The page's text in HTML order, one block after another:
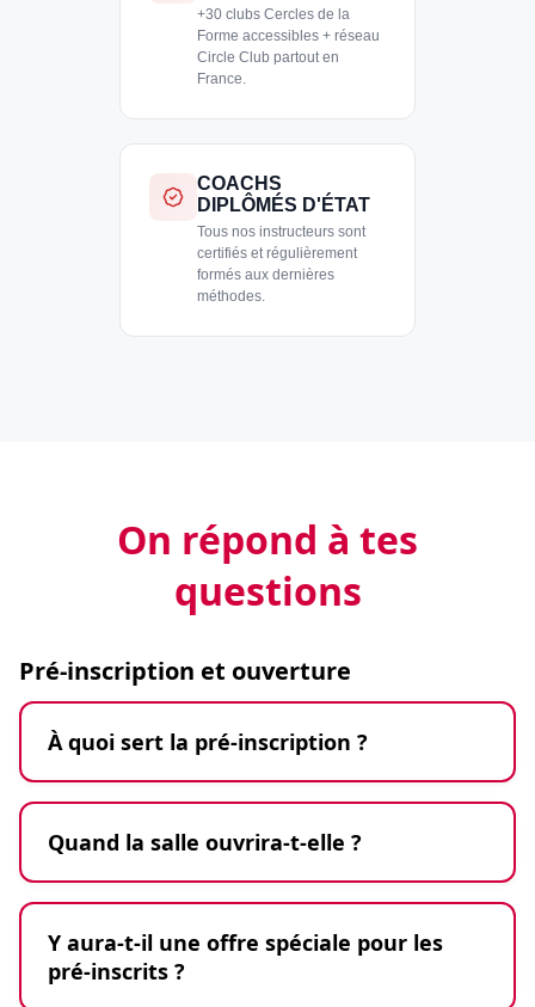
+30 clubs Cercles de la
Forme accessibles + réseau
Circle Club partout en
France.
COACHS
DIPLÔMÉS D'ÉTAT
Tous nos instructeurs sont
certifiés et régulièrement
formés aux dernières
méthodes.
On répond à tes
questions
Pré-inscription et ouverture
À quoi sert la pré-inscription ?
Quand la salle ouvrira-t-elle ?
Y aura-t-il une offre spéciale pour les
pré-inscrits ?